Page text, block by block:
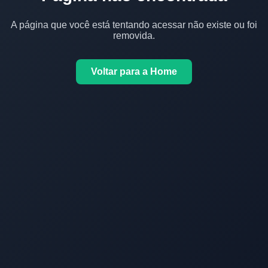
A página que você está tentando acessar não existe ou foi
removida.
Voltar para a Home